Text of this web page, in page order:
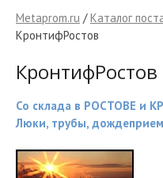
Metaprom.ru /Каталог
КронтифРостов
КронтифРостов
Со склада в РОСТОВЕ и
Люки, трубы,